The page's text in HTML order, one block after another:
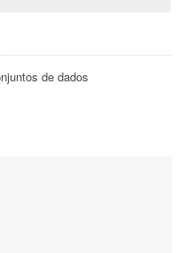
de dados